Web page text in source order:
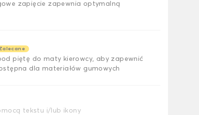
zapięcie zapewnia optymalną
piętę do maty kierowcy, aby zapewnić
dla materiałów gumowych
tekstu i/lub ikony